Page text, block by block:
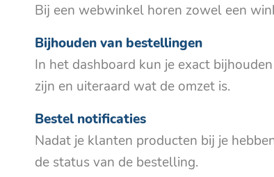
Bij een webwinkel horen zowel een
Bijhouden van bestellingen
In het dashboard kun je exact
zijn en uiteraard wat de omzet is.
Bestel notificaties
Nadat je klanten producten bij je
de status van de bestelling.